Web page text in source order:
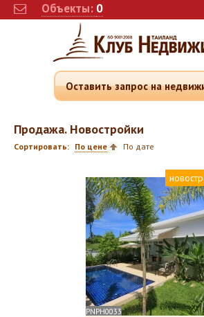
Оставить запрос на
Объекты: 0
Продажа. Новостройки
Сортировать: По цене По дате
PNPH0033